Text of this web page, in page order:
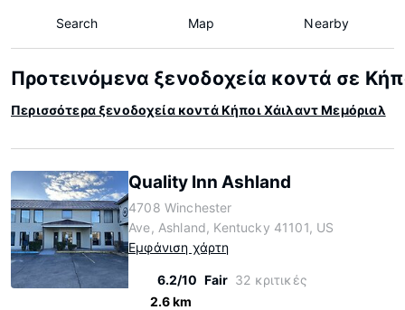
Search Map Nearby
Προτεινόμενα ξενοδοχεία κοντά σε
Περισσότερα ξενοδοχεία κοντά Κήποι Χάιλαντ Μεμόριαλ
Quality Inn Ashland
4708 Winchester
Ave, Ashland, Kentucky 41101, US
Εμφάνιση χάρτη
6.2/10 Fair 32 κριτικές
2.6 km